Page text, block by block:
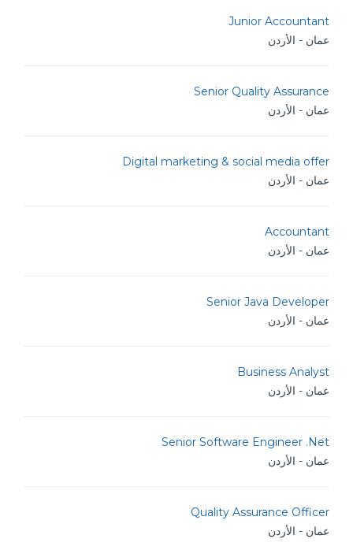
Junior Accountant
عمان - الأردن
Senior Quality Assurance
عمان - الأردن
Digital marketing & social media offer
عمان - الأردن
Accountant
عمان - الأردن
Senior Java Developer
عمان - الأردن
Business Analyst
عمان - الأردن
Senior Software Engineer .Net
عمان - الأردن
Quality Assurance Officer
عمان - الأردن